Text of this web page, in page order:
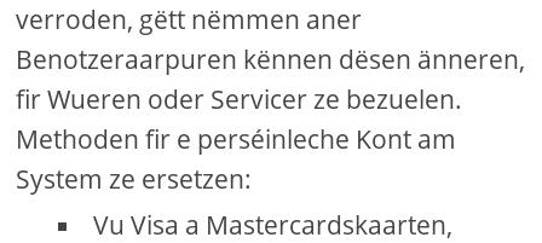
verroden, gëtt nëmmen aner
Benotzeraarpuren kënnen dësen änneren,
fir Wueren oder Servicer ze bezuelen.
Methoden fir e perséinleche Kont am
System ze ersetzen:
Vu Visa a Mastercardskaarten,